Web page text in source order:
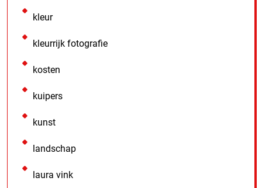
kleur
kleurrijk fotografie
kosten
kuipers
kunst
landschap
laura vink